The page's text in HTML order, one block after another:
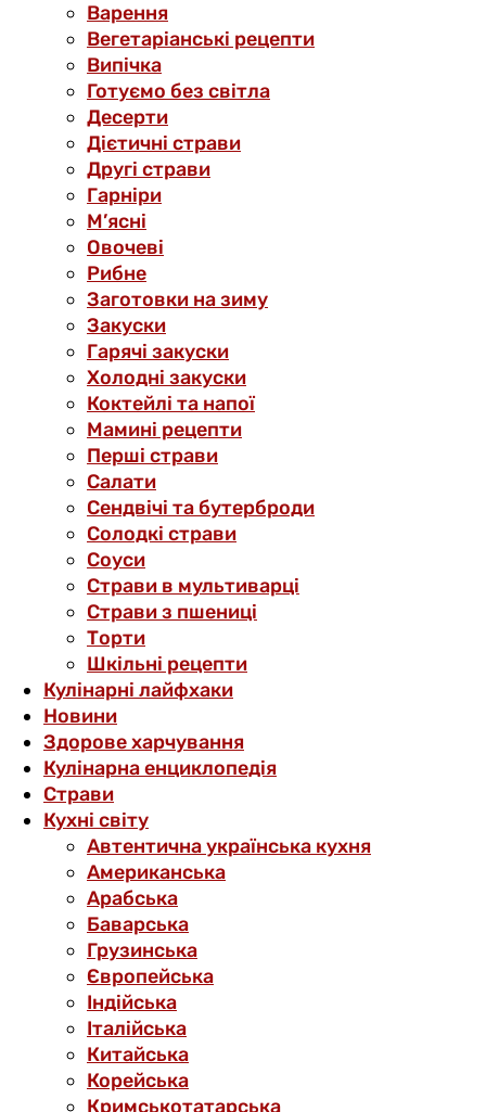
Варення
Вегетаріанські рецепти
Випічка
Готуємо без світла
Десерти
Дієтичні страви
Другі страви
Гарніри
М’ясні
Овочеві
Рибне
Заготовки на зиму
Закуски
Гарячі закуски
Холодні закуски
Коктейлі та напої
Мамині рецепти
Перші страви
Салати
Сендвічі та бутерброди
Солодкі страви
Соуси
Страви в мультиварці
Страви з пшениці
Торти
Шкільні рецепти
Кулінарні лайфхаки
Новини
Здорове харчування
Кулінарна енциклопедія
Страви
Кухні світу
Автентична українська кухня
Американська
Арабська
Баварська
Грузинська
Європейська
Індійська
Італійська
Китайська
Корейська
Кримськотатарська